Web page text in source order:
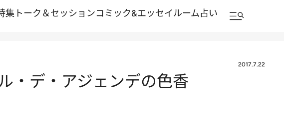
集 トーク＆セッションコミック&エッセイルーム占い
2017.7.22
・デ・アジェンデの色香